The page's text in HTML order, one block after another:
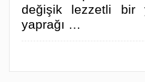
değişik lezzetli bir
yaprağı …